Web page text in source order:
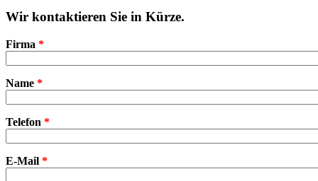
Wir kontaktieren Sie in Kürze.
Firma *
Name *
Telefon *
E-Mail *